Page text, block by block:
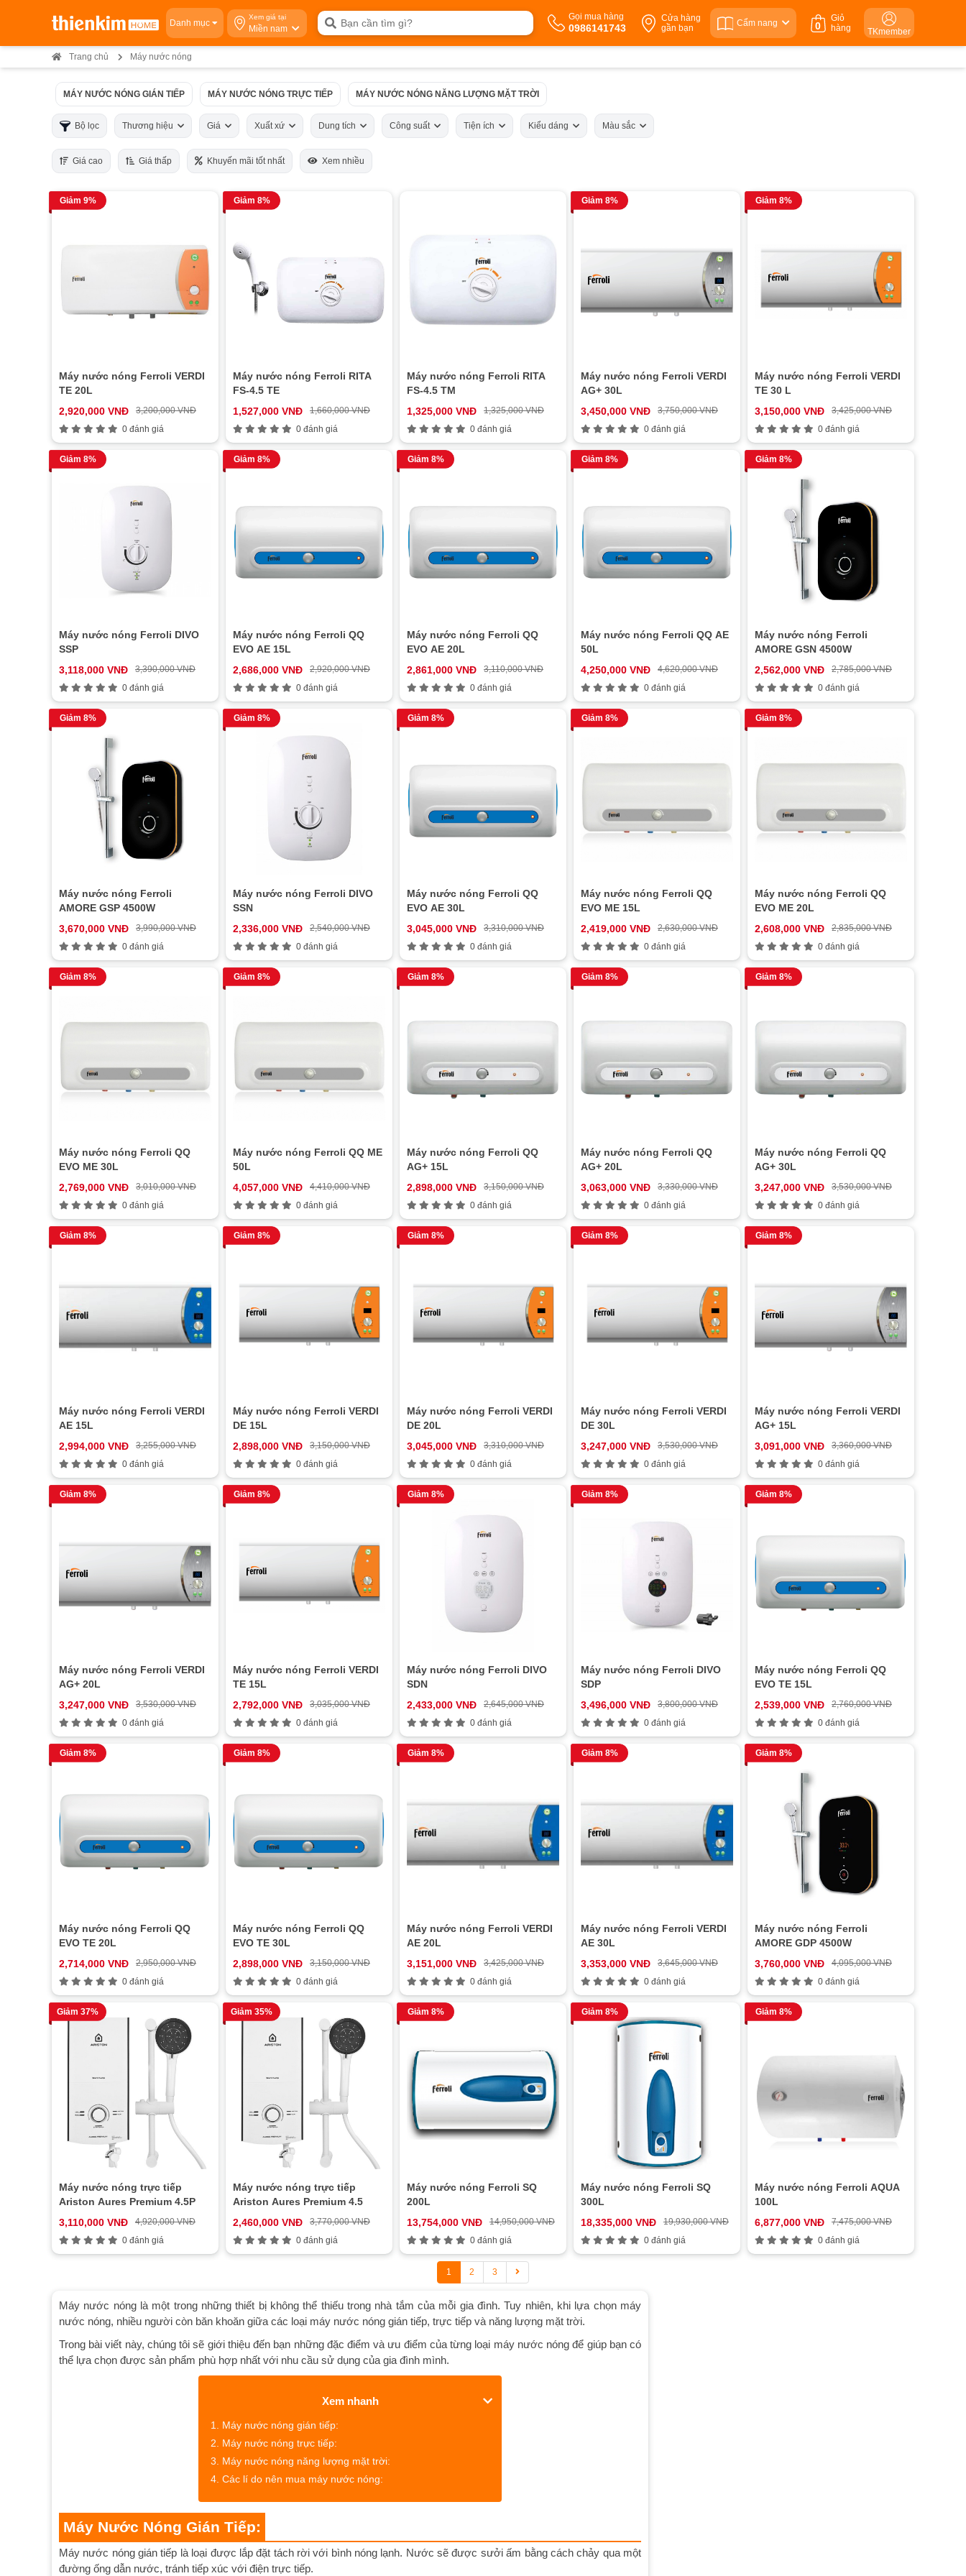
Danh mục
Xem giá tại
Miền nam
Gọi mua hàng
0986141743
Cửa hàng
gần bạn
Cẩm nang
Giỏ
hàng
0 TKmember
Trang chủ Máy nước nóng
MÁY NƯỚC NÓNG GIÁN TIẾP MÁY NƯỚC NÓNG TRỰC TIẾP MÁY NƯỚC NÓNG NĂNG LƯỢNG MẶT TRỜI
Bộ lọc Thương hiệu Giá Xuất xứ Dung tích Công suất Tiện ích Kiểu dáng Màu sắc
Giá cao Giá thấp Khuyến mãi tốt nhất Xem nhiều
Giảm 9%
Máy nước nóng Ferroli VERDI
TE 20L
2,920,000 VNĐ
3,200,000 VNĐ
0 đánh giá
Giảm 8%
Máy nước nóng Ferroli RITA
FS-4.5 TE
1,527,000 VNĐ
1,660,000 VNĐ
0 đánh giá
Máy nước nóng Ferroli RITA
FS-4.5 TM
1,325,000 VNĐ
1,325,000 VNĐ
0 đánh giá
Giảm 8%
Máy nước nóng Ferroli VERDI
AG+ 30L
3,450,000 VNĐ
3,750,000 VNĐ
0 đánh giá
Giảm 8%
Máy nước nóng Ferroli VERDI
TE 30 L
3,150,000 VNĐ
3,425,000 VNĐ
0 đánh giá
Giảm 8%
Máy nước nóng Ferroli DIVO
SSP
3,118,000 VNĐ
3,390,000 VNĐ
0 đánh giá
Giảm 8%
Máy nước nóng Ferroli QQ
EVO AE 15L
2,686,000 VNĐ
2,920,000 VNĐ
0 đánh giá
Giảm 8%
Máy nước nóng Ferroli QQ
EVO AE 20L
2,861,000 VNĐ
3,110,000 VNĐ
0 đánh giá
Giảm 8%
Máy nước nóng Ferroli QQ AE
50L
4,250,000 VNĐ
4,620,000 VNĐ
0 đánh giá
Giảm 8%
Máy nước nóng Ferroli
AMORE GSN 4500W
2,562,000 VNĐ
2,785,000 VNĐ
0 đánh giá
Giảm 8%
Máy nước nóng Ferroli
AMORE GSP 4500W
3,670,000 VNĐ
3,990,000 VNĐ
0 đánh giá
Giảm 8%
Máy nước nóng Ferroli DIVO
SSN
2,336,000 VNĐ
2,540,000 VNĐ
0 đánh giá
Giảm 8%
Máy nước nóng Ferroli QQ
EVO AE 30L
3,045,000 VNĐ
3,310,000 VNĐ
0 đánh giá
Giảm 8%
Máy nước nóng Ferroli QQ
EVO ME 15L
2,419,000 VNĐ
2,630,000 VNĐ
0 đánh giá
Giảm 8%
Máy nước nóng Ferroli QQ
EVO ME 20L
2,608,000 VNĐ
2,835,000 VNĐ
0 đánh giá
Giảm 8%
Máy nước nóng Ferroli QQ
EVO ME 30L
2,769,000 VNĐ
3,010,000 VNĐ
0 đánh giá
Giảm 8%
Máy nước nóng Ferroli QQ ME
50L
4,057,000 VNĐ
4,410,000 VNĐ
0 đánh giá
Giảm 8%
Máy nước nóng Ferroli QQ
AG+ 15L
2,898,000 VNĐ
3,150,000 VNĐ
0 đánh giá
Giảm 8%
Máy nước nóng Ferroli QQ
AG+ 20L
3,063,000 VNĐ
3,330,000 VNĐ
0 đánh giá
Giảm 8%
Máy nước nóng Ferroli QQ
AG+ 30L
3,247,000 VNĐ
3,530,000 VNĐ
0 đánh giá
Giảm 8%
Máy nước nóng Ferroli VERDI
AE 15L
2,994,000 VNĐ
3,255,000 VNĐ
0 đánh giá
Giảm 8%
Máy nước nóng Ferroli VERDI
DE 15L
2,898,000 VNĐ
3,150,000 VNĐ
0 đánh giá
Giảm 8%
Máy nước nóng Ferroli VERDI
DE 20L
3,045,000 VNĐ
3,310,000 VNĐ
0 đánh giá
Giảm 8%
Máy nước nóng Ferroli VERDI
DE 30L
3,247,000 VNĐ
3,530,000 VNĐ
0 đánh giá
Giảm 8%
Máy nước nóng Ferroli VERDI
AG+ 15L
3,091,000 VNĐ
3,360,000 VNĐ
0 đánh giá
Giảm 8%
Máy nước nóng Ferroli VERDI
AG+ 20L
3,247,000 VNĐ
3,530,000 VNĐ
0 đánh giá
Giảm 8%
Máy nước nóng Ferroli VERDI
TE 15L
2,792,000 VNĐ
3,035,000 VNĐ
0 đánh giá
Giảm 8%
Máy nước nóng Ferroli DIVO
SDN
2,433,000 VNĐ
2,645,000 VNĐ
0 đánh giá
Giảm 8%
Máy nước nóng Ferroli DIVO
SDP
3,496,000 VNĐ
3,800,000 VNĐ
0 đánh giá
Giảm 8%
Máy nước nóng Ferroli QQ
EVO TE 15L
2,539,000 VNĐ
2,760,000 VNĐ
0 đánh giá
Giảm 8%
Máy nước nóng Ferroli QQ
EVO TE 20L
2,714,000 VNĐ
2,950,000 VNĐ
0 đánh giá
Giảm 8%
Máy nước nóng Ferroli QQ
EVO TE 30L
2,898,000 VNĐ
3,150,000 VNĐ
0 đánh giá
Giảm 8%
Máy nước nóng Ferroli VERDI
AE 20L
3,151,000 VNĐ
3,425,000 VNĐ
0 đánh giá
Giảm 8%
Máy nước nóng Ferroli VERDI
AE 30L
3,353,000 VNĐ
3,645,000 VNĐ
0 đánh giá
Giảm 8%
Máy nước nóng Ferroli
AMORE GDP 4500W
3,760,000 VNĐ
4,095,000 VNĐ
0 đánh giá
Giảm 37%
Máy nước nóng trực tiếp
Ariston Aures Premium 4.5P
3,110,000 VNĐ
4,920,000 VNĐ
0 đánh giá
Giảm 35%
Máy nước nóng trực tiếp
Ariston Aures Premium 4.5
2,460,000 VNĐ
3,770,000 VNĐ
0 đánh giá
Giảm 8%
Máy nước nóng Ferroli SQ
200L
13,754,000 VNĐ
14,950,000 VNĐ
0 đánh giá
Giảm 8%
Máy nước nóng Ferroli SQ
300L
18,335,000 VNĐ
19,930,000 VNĐ
0 đánh giá
Giảm 8%
Máy nước nóng Ferroli AQUA
100L
6,877,000 VNĐ
7,475,000 VNĐ
0 đánh giá
1 2 3
Máy nước nóng là một trong những thiết bị không thể thiếu trong nhà tắm của mỗi gia đình. Tuy nhiên, khi lựa chọn máy
nước nóng, nhiều người còn băn khoăn giữa các loại máy nước nóng gián tiếp, trực tiếp và năng lượng mặt trời.
Trong bài viết này, chúng tôi sẽ giới thiệu đến bạn những đặc điểm và ưu điểm của từng loại máy nước nóng để giúp bạn có
thể lựa chọn được sản phẩm phù hợp nhất với nhu cầu sử dụng của gia đình mình.
Xem nhanh
Máy nước nóng gián tiếp:
Máy nước nóng trực tiếp:
Máy nước nóng năng lượng mặt trời:
Các lí do nên mua máy nước nóng:
Máy Nước Nóng Gián Tiếp:
Máy nước nóng gián tiếp là loại được lắp đặt tách rời với bình nóng lạnh. Nước sẽ được sưởi ấm bằng cách chảy qua một
đường ống dẫn nước, tránh tiếp xúc với điện trực tiếp.